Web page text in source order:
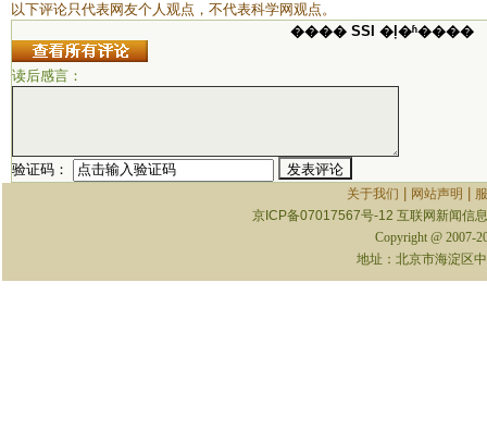
以下评论只代表网友个人观点，不代表科学网观点。
���� SSI �ļ�ʱ����
读后感言：
验证码：
关于我们 | 网站声明 |
京ICP备07017567号-12 互联网新闻信
Copyright @ 2007-
地址：北京市海淀区